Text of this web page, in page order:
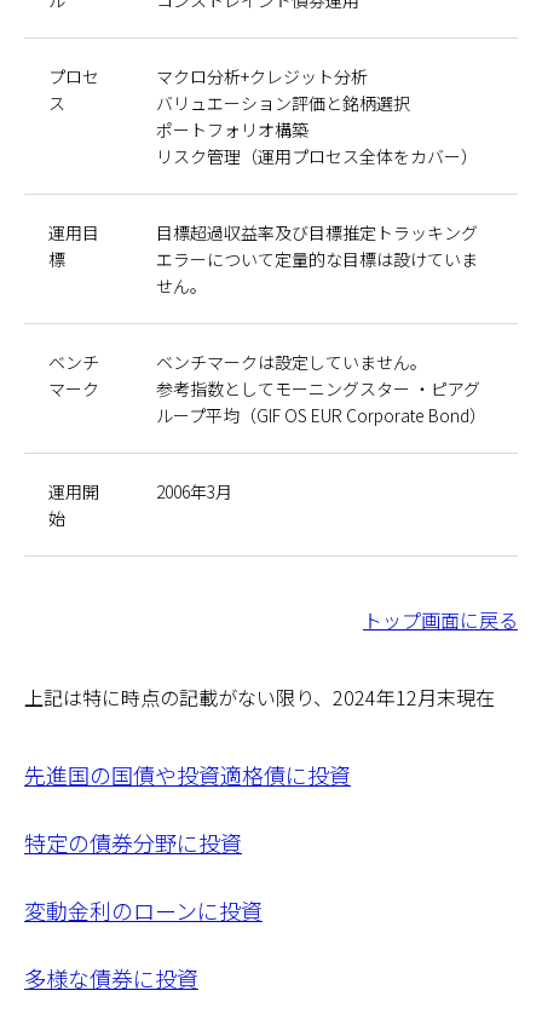
プロセ
ス
マクロ分析+クレジット分析
バリュエーション評価と銘柄選択
ポートフォリオ構築
リスク管理（運用プロセス全体をカバー）
運用目
標
目標超過収益率及び目標推定トラッキング
エラーについて定量的な目標は設けていま
せん。
ベンチ
マーク
ベンチマークは設定していません。
参考指数としてモーニングスター ・ピアグ
ループ平均（GIF OS EUR Corporate Bond）
運用開
始
2006年3月
トップ画面に戻る
上記は特に時点の記載がない限り、2024年12月末現在
先進国の国債や投資適格債に投資
特定の債券分野に投資
変動金利のローンに投資
多様な債券に投資